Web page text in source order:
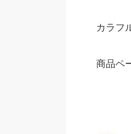
カラフ
商品ペ